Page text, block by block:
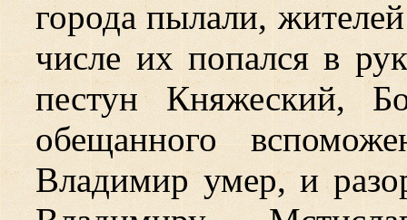
города пылали,
числе их попался в
пестун Княжеский,
обещанного
Владимир умер, и